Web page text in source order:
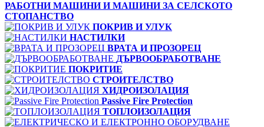
РАБОТНИ МАШИНИ И МАШИНИ ЗА СЕЛСКОТО
СТОПАНСТВО
ПОКРИВ И УЛУК
НАСТИЛКИ
ВРАТА И ПРОЗОРЕЦ
ДЪРВООБРАБОТВАНЕ
ПОКРИТИЕ
СТРОИТЕЛСТВО
ХИДРОИЗОЛАЦИЯ
Passive Fire Protection
ТОПЛОИЗОЛАЦИЯ